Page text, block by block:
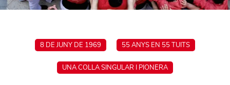
8 DE JUNY DE 1969 55 ANYS EN 55 TUITS
UNA COLLA SINGULAR I PIONERA